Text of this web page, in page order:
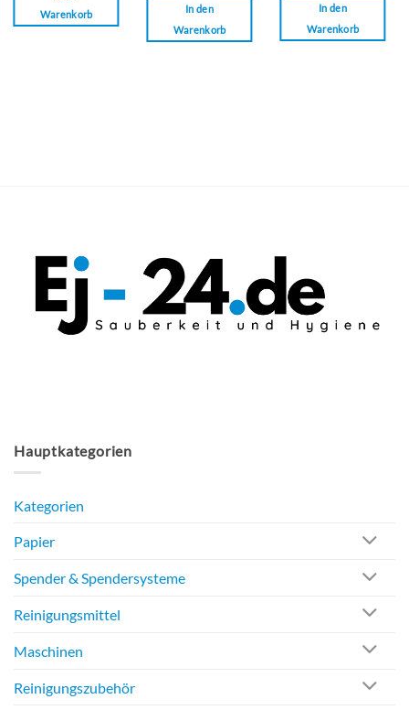
Warenkorb
In den
Warenkorb
In den
Warenkorb
Hauptkategorien
Kategorien
Papier
Spender & Spendersysteme
Reinigungsmittel
Maschinen
Reinigungszubehör